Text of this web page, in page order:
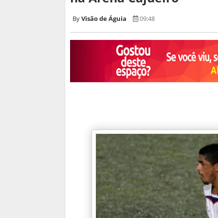
Visão de Águia 09:48